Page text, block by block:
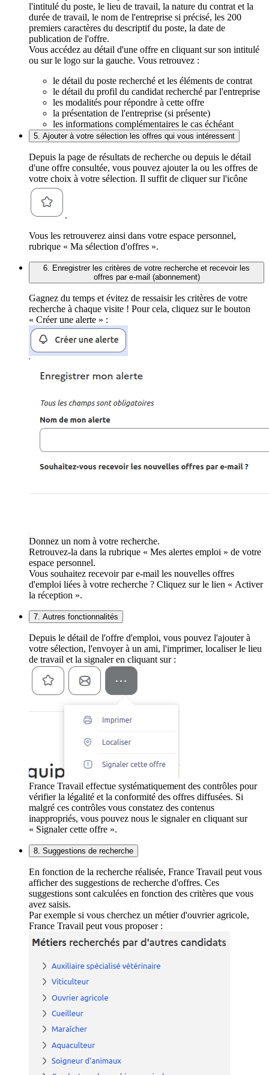
l'intitulé du poste, le lieu de travail, la nature du contrat et la
durée de travail, le nom de l'entreprise si précisé, les 200
premiers caractères du descriptif du poste, la date de
publication de l'offre.
Vous accédez au détail d'une offre en cliquant sur son intitulé
ou sur le logo sur la gauche. Vous retrouvez :
le détail du poste recherché et les éléments de contrat
le détail du profil du candidat recherché par l'entreprise
les modalités pour répondre à cette offre
la présentation de l'entreprise (si présente)
les informations complémentaires le cas échéant
5. Ajouter à votre sélection les offres qui vous intéressent
Depuis la page de résultats de recherche ou depuis le détail
d'une offre consultée, vous pouvez ajouter la ou les offres de
votre choix à votre sélection. Il suffit de cliquer sur l'icône
.
Vous les retrouverez ainsi dans votre espace personnel,
rubrique « Ma sélection d'offres ».
6. Enregistrer les critères de votre recherche et recevoir les
offres par e-mail (abonnement)
Gagnez du temps et évitez de ressaisir les critères de votre
recherche à chaque visite ! Pour cela, cliquez sur le bouton
« Créer une alerte » :
Donnez un nom à votre recherche.
Retrouvez-la dans la rubrique « Mes alertes emploi » de votre
espace personnel.
Vous souhaitez recevoir par e-mail les nouvelles offres
d'emploi liées à votre recherche ? Cliquez sur le lien « Activer
la réception ».
7. Autres fonctionnalités
Depuis le détail de l'offre d'emploi, vous pouvez l'ajouter à
votre sélection, l'envoyer à un ami, l'imprimer, localiser le lieu
de travail et la signaler en cliquant sur :
France Travail effectue systématiquement des contrôles pour
vérifier la légalité et la conformité des offres diffusées. Si
malgré ces contrôles vous constatez des contenus
inappropriés, vous pouvez nous le signaler en cliquant sur
« Signaler cette offre ».
8. Suggestions de recherche
En fonction de la recherche réalisée, France Travail peut vous
afficher des suggestions de recherche d'offres. Ces
suggestions sont calculées en fonction des critères que vous
avez saisis.
Par exemple si vous cherchez un métier d'ouvrier agricole,
France Travail peut vous proposer :